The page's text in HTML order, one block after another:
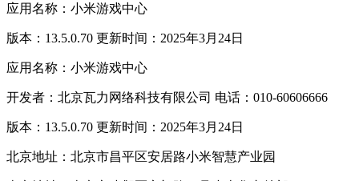
应用名称：小米游戏中心
版本：13.5.0.70 更新时间：2025年3月24日
应用名称：小米游戏中心
开发者：北京瓦力网络科技有限公司 电话：010-60606666
版本：13.5.0.70 更新时间：2025年3月24日
北京地址：北京市昌平区安居路小米智慧产业园